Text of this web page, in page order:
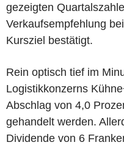
gezeigten
Verkaufsempfehlung
Kursziel bestätigt.
Rein optisch tief im
Logistikkonzerns
Abschlag von 4,0
gehandelt werden.
Dividende von 6